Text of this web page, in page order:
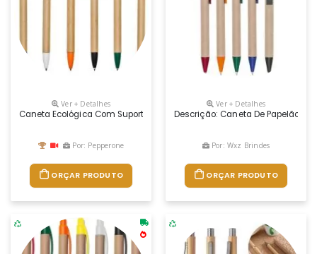
Ver + Detalhes
Caneta Ecológica Com Suporte Para Celular Personalizada
Por: Pepperone
ORÇAR PRODUTO
Ver + Detalhes
Descrição: Caneta De Papelão
Por: Wxz Brindes
ORÇAR PRODUTO